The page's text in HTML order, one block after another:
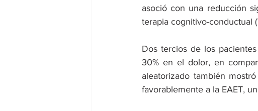
asoció con una reducción
terapia cognitivo-conductual
Dos tercios de los
30% en el dolor, en
aleatorizado también
favorablemente a la EAET,